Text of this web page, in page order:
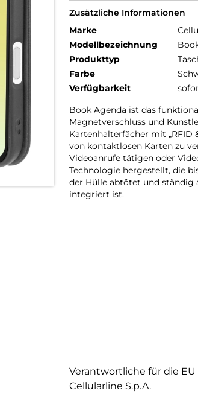
Zusätzliche Informationen
Marke
Modellbezeichnung
Produkttyp
Farbe
Verfügbarkeit
Book Agenda ist das
Magnetverschluss und
Kartenhalterfächer mit „RFID
von kontaktlosen Karten zu
Videoanrufe tätigen oder
Technologie hergestellt, die
der Hülle abtötet und ständig
integriert ist.
Verantwortliche für die EU
Cellularline S.p.A.